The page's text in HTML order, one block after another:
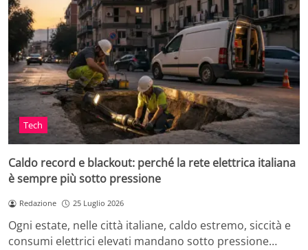
Tech
Caldo record e blackout: perché la rete elettrica italiana
è sempre più sotto pressione
Redazione 25 Luglio 2026
Ogni estate, nelle città italiane, caldo estremo, siccità e
consumi elettrici elevati mandano sotto pressione…